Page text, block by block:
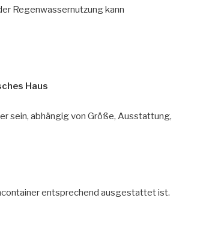
Regenwassernutzung kann
Haus
sein, abhängig von Größe, Ausstattung,
entsprechend ausgestattet ist.